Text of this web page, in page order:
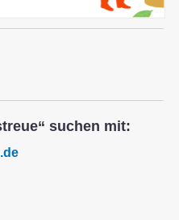
suchen mit: